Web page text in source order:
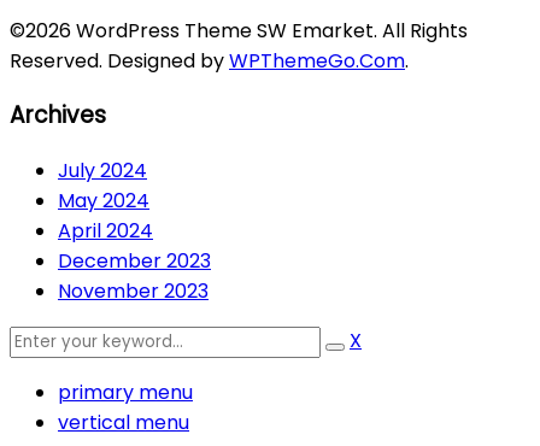
©2026 WordPress Theme SW Emarket. All Rights
Reserved. Designed byWPThemeGo.Com.
Archives
July 2024
May 2024
April 2024
December 2023
November 2023
X
primary menu
vertical menu